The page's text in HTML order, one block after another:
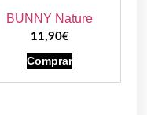
BUNNY Nature
11,90€
Comprar